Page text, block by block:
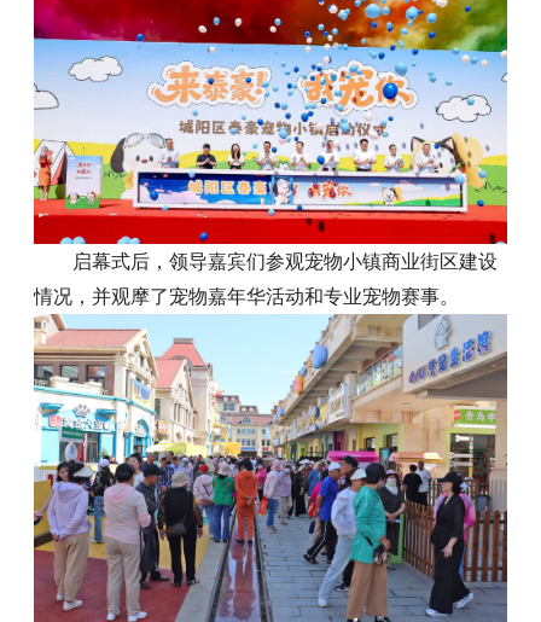
启幕式后，领导嘉宾们参观宠物小镇商业街区建设
情况，并观摩了宠物嘉年华活动和专业宠物赛事。